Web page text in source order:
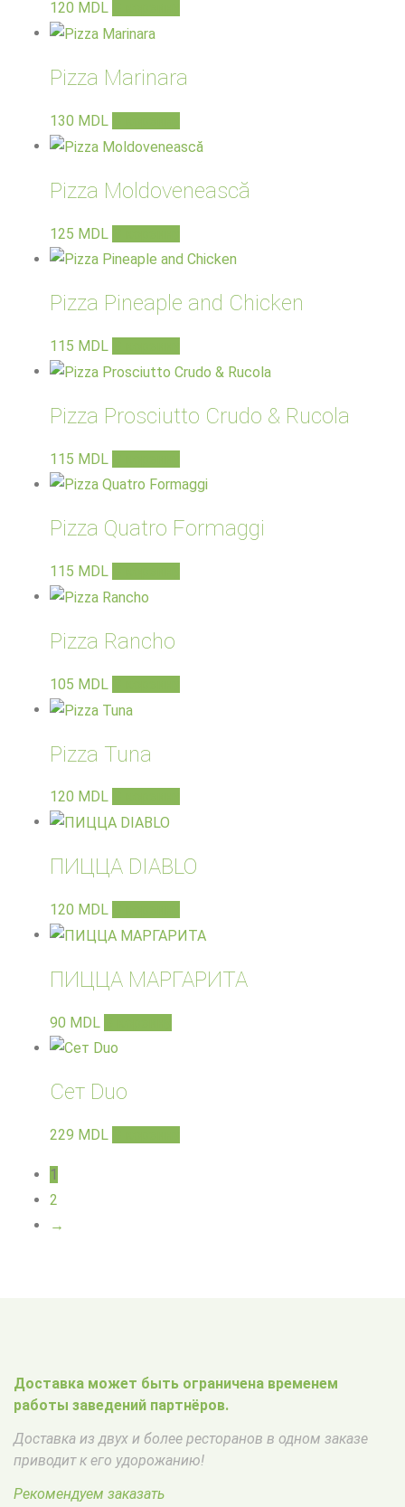
120 MDL
Pizza Marinara
130 MDL
Pizza Moldovenească
125 MDL
Pizza Pineaple and Chicken
115 MDL
Pizza Prosciutto Crudo & Rucola
115 MDL
Pizza Quatro Formaggi
115 MDL
Pizza Rancho
105 MDL
Pizza Tuna
120 MDL
ПИЦЦА DIABLO
120 MDL
ПИЦЦА МАРГАРИТА
90 MDL
Сет Duo
229 MDL
1
2
→
Доставка может быть ограничена временем
работы заведений партнёров.
Доставка из двух и более ресторанов в одном заказе
приводит к его удорожанию!
Рекомендуем заказать